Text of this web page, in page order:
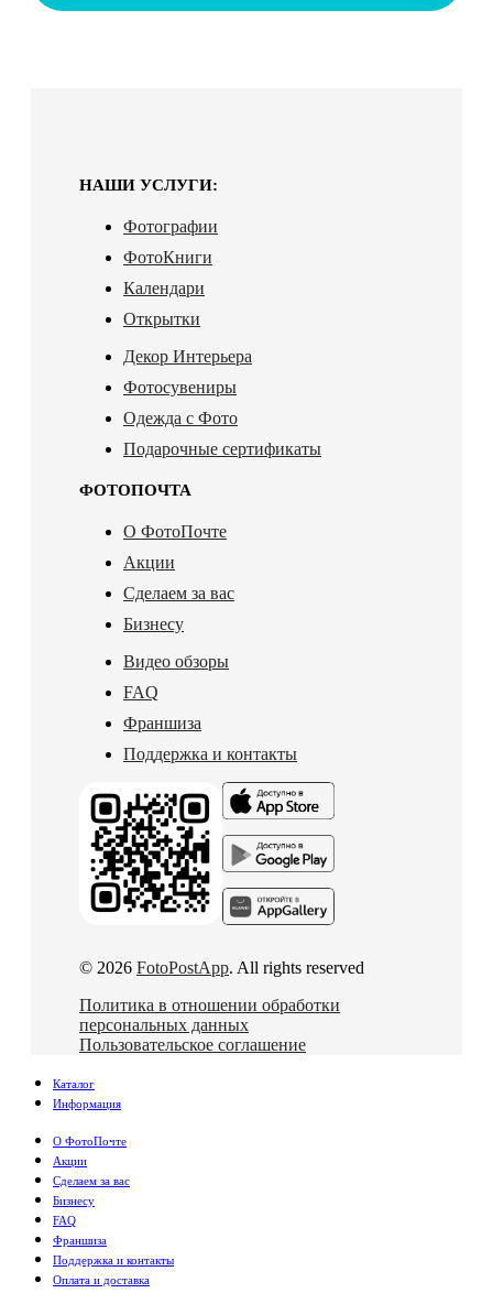
НАШИ УСЛУГИ:
Фотографии
ФотоКниги
Календари
Открытки
Декор Интерьера
Фотосувениры
Одежда с Фото
Подарочные сертификаты
ФОТОПОЧТА
О ФотоПочте
Акции
Сделаем за вас
Бизнесу
Видео обзоры
FAQ
Франшиза
Поддержка и контакты
© 2026 FotoPostApp. All rights reserved
Политика в отношении обработки
персональных данных
Пользовательское соглашение
Каталог
Информация
О ФотоПочте
Акции
Сделаем за вас
Бизнесу
FAQ
Франшиза
Поддержка и контакты
Оплата и доставка